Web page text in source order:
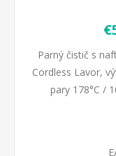
Parný čistič s
Cordless Lavor,
pary 178°C /